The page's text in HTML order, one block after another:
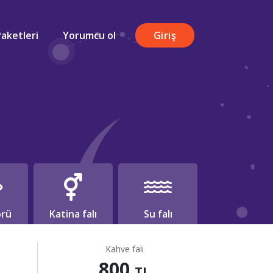
Yorumcu ol Giriş
Katina falı Su falı
Kahve falı